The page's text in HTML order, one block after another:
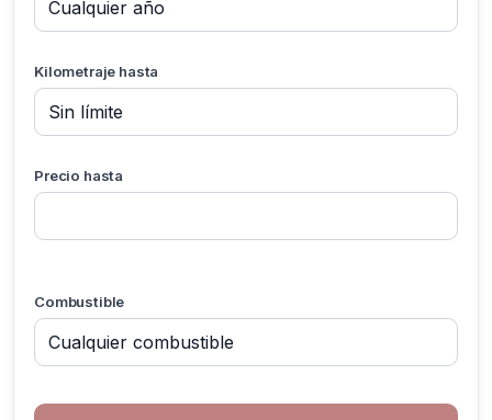
Kilometraje hasta
Precio hasta
Combustible